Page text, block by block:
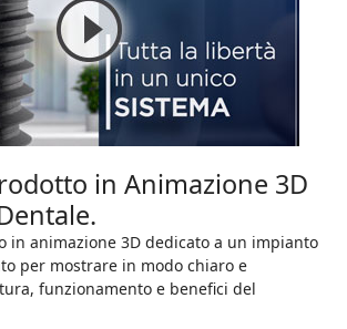
in Animazione 3D
in animazione 3D dedicato a un impianto
per mostrare in modo chiaro e
funzionamento e benefici del